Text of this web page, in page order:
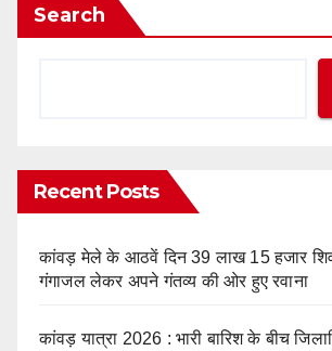
Search
Recent Posts
कांवड़ मेले के आठवें दिन 39 लाख 15 हजार
गंगाजल लेकर अपने गंतव्य की ओर हुए रवाना
कांवड़ यात्रा 2026 : भारी बारिश के बीच